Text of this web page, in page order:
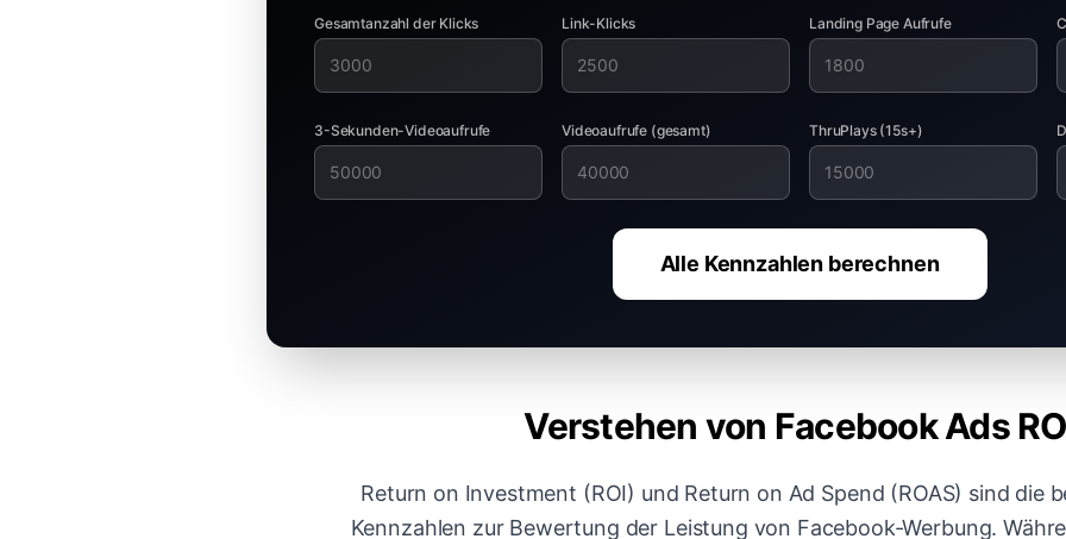
Gesamtanzahl der Klicks Link-Klicks Landing Page Aufrufe
3-Sekunden-Videoaufrufe Videoaufrufe (gesamt) ThruPlays (15s+)
Alle Kennzahlen berechnen
Verstehen von Facebook Ads
Return on Investment (ROI) und Return on Ad Spend (ROAS) sind die
Kennzahlen zur Bewertung der Leistung von Facebook-Werbung.